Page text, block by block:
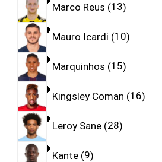
Marco Reus 13
Mauro Icardi 10
Marquinhos 15
Kingsley Coman 16
Leroy Sane 28
Kante 9